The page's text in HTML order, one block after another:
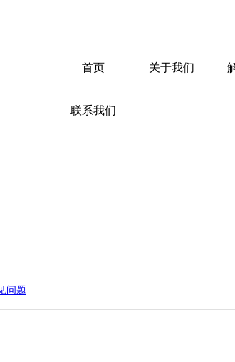
首页 关于我们
联系我们
问题